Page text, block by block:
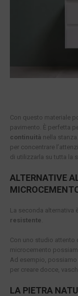
Con questo materiale
pavimento. È perfetta
continuità nella
per concentrare
di utilizzarla su tutta la
ALTERNATIVE
La seconda alternativa
resistente
Con uno studio attento
microcemento
Ad esempio,
per creare docce,
LA PIETRA